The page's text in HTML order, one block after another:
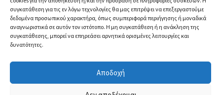
συγκατάθεση για τις εν λόγω τεχνολογίες θα μας επιτρέψει να επεξεργαστούμε
δεδομένα προσωπικού χαρακτήρα, όπως συμπεριφορά περιήγησης ή μοναδικά
αναγνωριστικά σε αυτόν τον ιστότοπο. Η μη συγκατάθεση ή η ανάκληση της
συγκατάθεσης, μπορεί να επηρεάσει αρνητικά ορισμένες λειτουργίες και
δυνατότητες.
Αποδοχή
© CA-MICROLAND 2026
Papaki Managed WordPress with
WooCommerce
Contact us